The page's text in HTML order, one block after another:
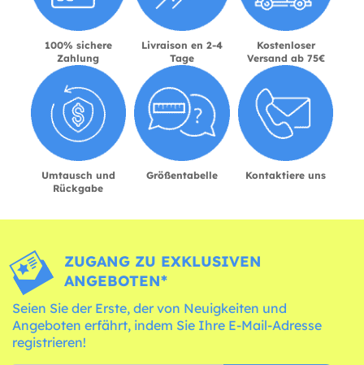
100% sichere
Zahlung
Livraison en 2-4
Tage
Kostenloser
Versand ab 75€
Umtausch und
Rückgabe
Größentabelle Kontaktiere uns
ZUGANG ZU EXKLUSIVEN
ANGEBOTEN*
Seien Sie der Erste, der von Neuigkeiten und
Angeboten erfährt, indem Sie Ihre E-Mail-Adresse
registrieren!